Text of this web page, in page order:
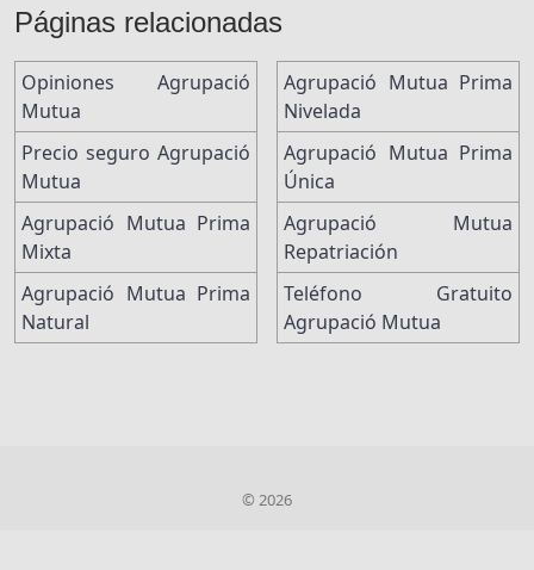
Páginas relacionadas
Opiniones Agrupació
Mutua
Precio seguro Agrupació
Mutua
Agrupació Mutua Prima
Mixta
Agrupació Mutua Prima
Natural
Agrupació Mutua Prima
Nivelada
Agrupació Mutua Prima
Única
Agrupació Mutua
Repatriación
Teléfono Gratuito
Agrupació Mutua
© 2026